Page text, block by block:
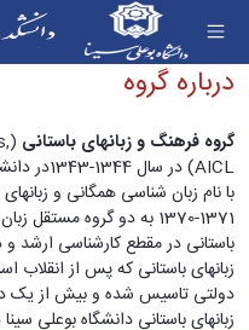
دانشکده
درباره
دانشکده
تاریخچه
ریاست
دانشکده
آلبوم
عکس
اطلاعات
پژوهش
نشریات
درباره فرهنگ باستان
درباره گروه
گروه فرهنگ و زبانهای باستانی (
AICL
) در سال
با نام زبان شناسی همگانی و
1371-1370 به دو گروه
باستانی در مقطع کارشناسی ارشد
زبانهای باستانی که پس از
دولتی تاسیس شده و بیش از یک
زبانهای باستانی دانشگاه بوعلی